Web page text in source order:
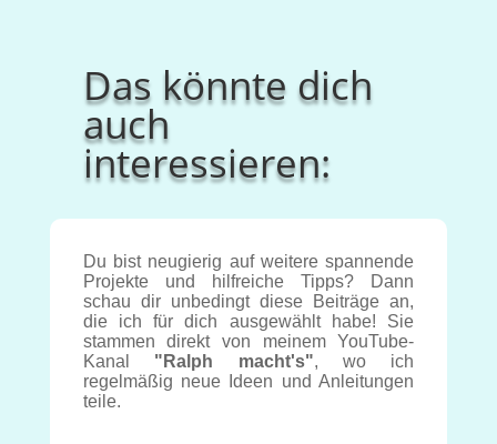
Das könnte dich
auch
interessieren:
Du bist neugierig auf weitere spannende
Projekte und hilfreiche Tipps? Dann
schau dir unbedingt diese Beiträge an,
die ich für dich ausgewählt habe! Sie
stammen direkt von meinem YouTube-
Kanal "Ralph macht's", wo ich
regelmäßig neue Ideen und Anleitungen
teile.